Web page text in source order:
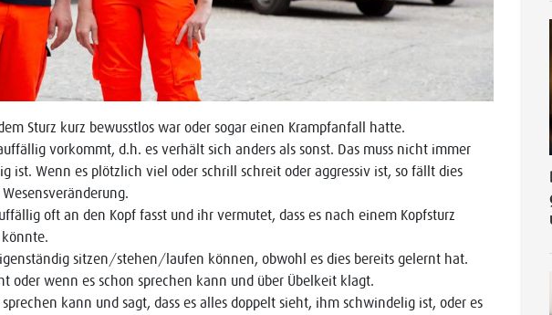
Sturz kurz bewusstlos war oder sogar einen Krampfanfall hatte.
vorkommt, d.h. es verhält sich anders als sonst. Das muss nicht immer
ist. Wenn es plötzlich viel oder schrill schreit oder aggressiv ist, so fällt dies
oft an den Kopf fasst und ihr vermutet, dass es nach einem Kopfsturz
sitzen/stehen/laufen können, obwohl es dies bereits gelernt hat.
oder wenn es schon sprechen kann und über Übelkeit klagt.
kann und sagt, dass es alles doppelt sieht, ihm schwindelig ist, oder es